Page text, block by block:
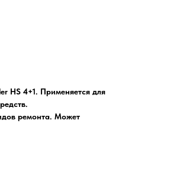
HS 4+1. Применяется для
ремонта. Может